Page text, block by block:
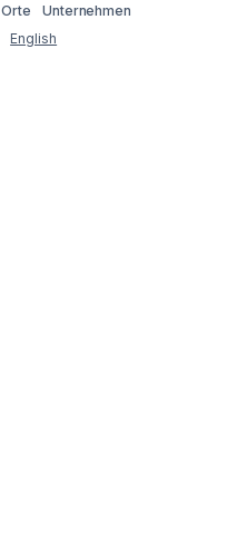
Orte
Unternehmen
English